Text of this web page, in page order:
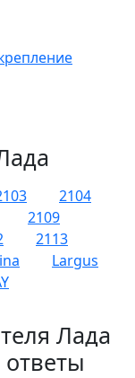
2104
2109
2113
Largus
Лада